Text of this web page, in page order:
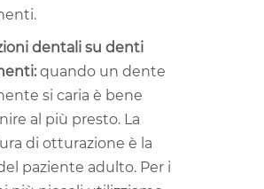
dentali su denti
quando un dente
si caria è bene
al più presto. La
di otturazione è la
paziente adulto. Per i